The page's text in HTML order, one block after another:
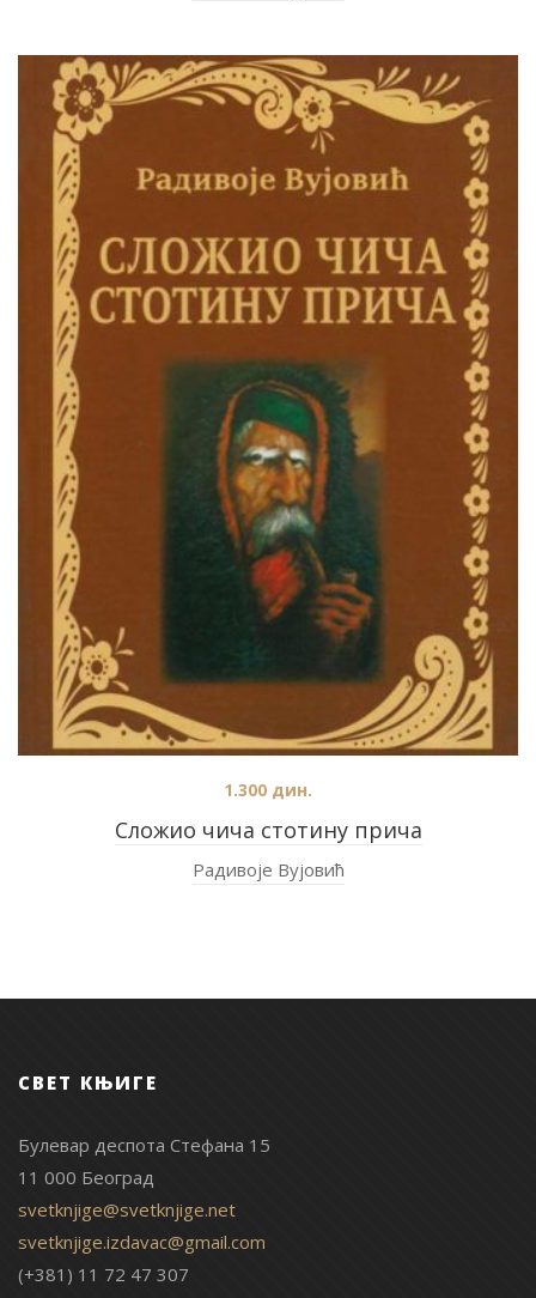
Сложио чича стотину прича
1.300 дин.
Радивоје Вујовић
СВЕТ КЊИГЕ
Булевар деспота Стефана 15
11 000 Београд
svetknjige@svetknjige.net
svetknjige.izdavac@gmail.com
(+381) 11 72 47 307